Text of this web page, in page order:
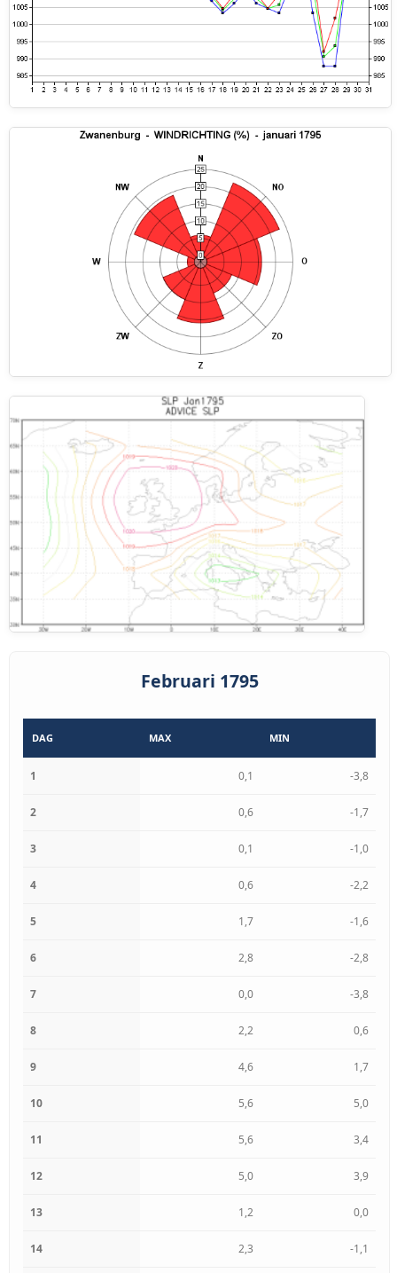
Februari 1795
DAG MAX MIN
1 0,1 -3,8
2 0,6 -1,7
3 0,1 -1,0
4 0,6 -2,2
5 1,7 -1,6
6 2,8 -2,8
7 0,0 -3,8
8 2,2 0,6
9 4,6 1,7
10 5,6 5,0
11 5,6 3,4
12 5,0 3,9
13 1,2 0,0
14 2,3 -1,1